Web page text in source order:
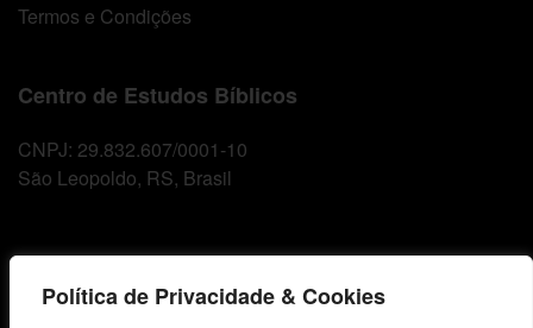
Política de Privacidade & Cookies
Termos e Condições
Centro de Estudos Bíblicos
CNPJ: 29.832.607/0001-10
São Leopoldo, RS, Brasil
Fale Conosco